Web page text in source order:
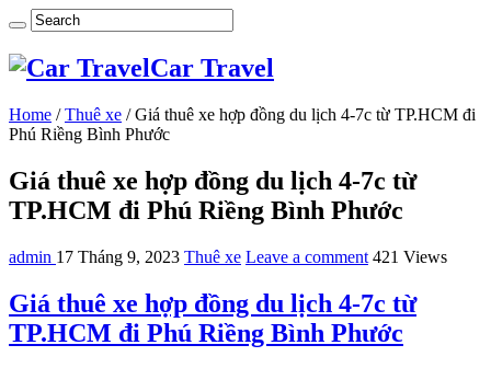
Car Travel
Home / Thuê xe / Giá thuê xe hợp đồng du lịch 4-7c từ TP.HCM đi
Phú Riềng Bình Phước
Giá thuê xe hợp đồng du lịch 4-7c từ
TP.HCM đi Phú Riềng Bình Phước
admin 17 Tháng 9, 2023 Thuê xe Leave a comment 421 Views
Giá thuê xe hợp đồng du lịch 4-7c từ
TP.HCM đi Phú Riềng Bình Phước